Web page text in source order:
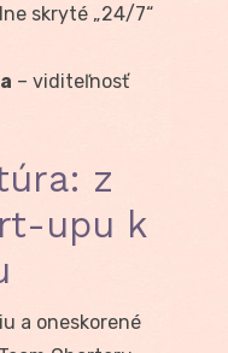
skryté „24/7“
– viditeľnosť
z
upu k
a oneskorené